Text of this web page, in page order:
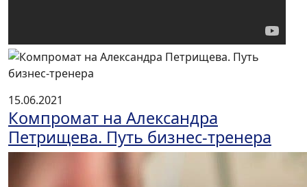
15.06.2021
Компромат на Александра
Петрищева. Путь бизнес-тренера